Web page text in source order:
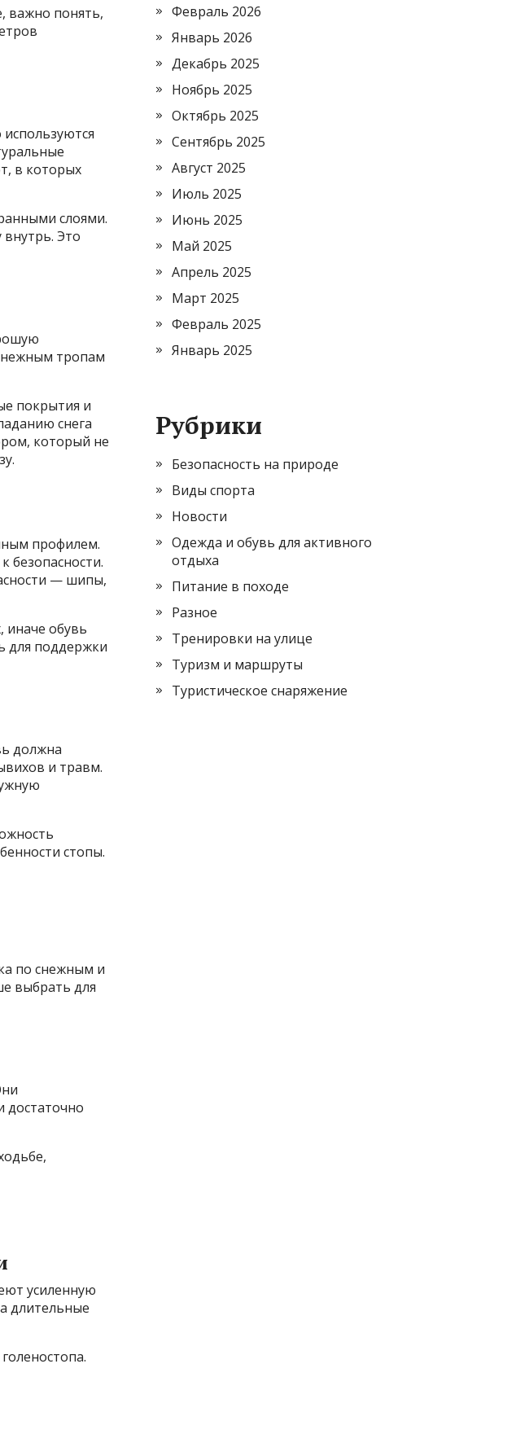
важно понять,
в которых
слоями.
Это
тропам
покрытия и
снега
который не
профилем.
безопасности.
— шипы,
иначе обувь
для поддержки
должна
и травм.
стопы.
по снежным и
выбрать для
достаточно
усиленную
длительные
Февраль 2026
Январь 2026
Декабрь 2025
Ноябрь 2025
Октябрь 2025
Сентябрь 2025
Август 2025
Июль 2025
Июнь 2025
Май 2025
Апрель 2025
Март 2025
Февраль 2025
Январь 2025
Рубрики
Безопасность на природе
Виды спорта
Новости
Одежда и обувь для активного
отдыха
Питание в походе
Разное
Тренировки на улице
Туризм и маршруты
Туристическое снаряжение